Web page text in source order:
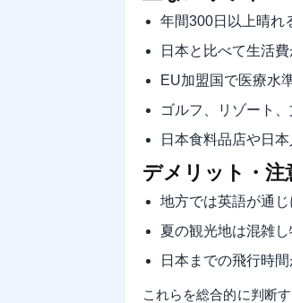
年間300日以上晴れ
日本と比べて生活
EU加盟国で医療水
ゴルフ、リゾート
日本食料品店や日
デメリット・注
地方では英語が通じ
夏の観光地は混雑
日本までの飛行時
これらを総合的に判断す